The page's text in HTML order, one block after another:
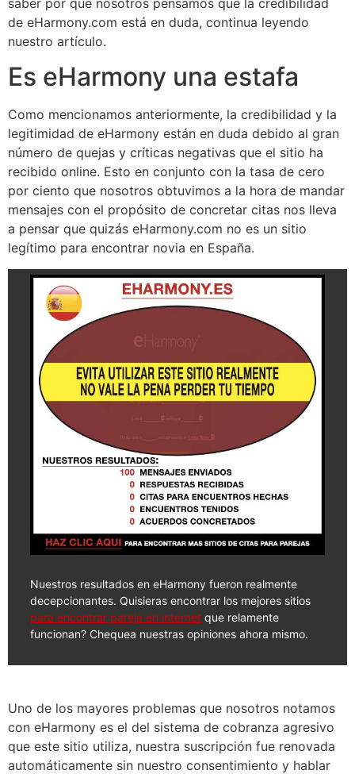
de eHarmony.com está en duda, continua leyendo
nuestro artículo.
Es eHarmony una estafa
Como mencionamos anteriormente, la credibilidad y la
legitimidad de eHarmony están en duda debido al gran
número de quejas y críticas negativas que el sitio ha
recibido online. Esto en conjunto con la tasa de cero
por ciento que nosotros obtuvimos a la hora de mandar
mensajes con el propósito de concretar citas nos lleva
a pensar que quizás eHarmony.com no es un sitio
legítimo para encontrar novia en España.
Nuestros resultados en eHarmony fueron realmente
decepcionantes. Quisieras encontrar los mejores sitios
para encontrar pareja en internet que relamente
funcionan? Chequea nuestras opiniones ahora mismo.
Uno de los mayores problemas que nosotros notamos
con eHarmony es el del sistema de cobranza agresivo
que este sitio utiliza, nuestra suscripción fue renovada
automáticamente sin nuestro consentimiento y hablar